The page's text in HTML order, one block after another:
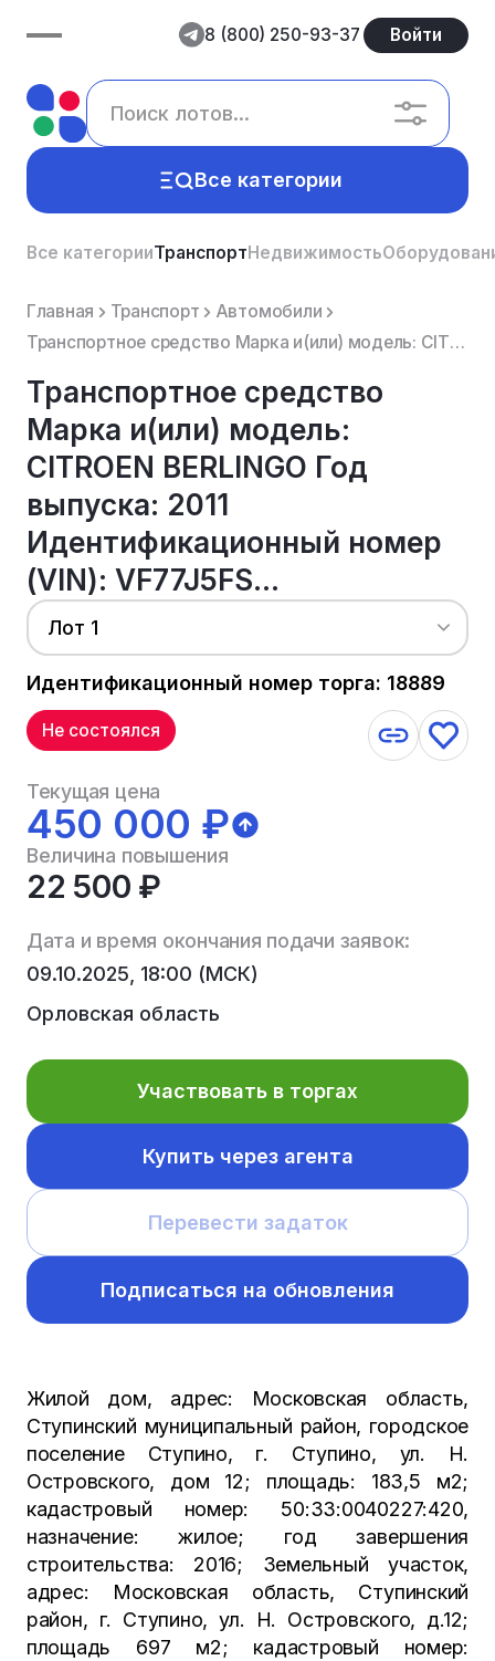
8 (800) 250-93-37 Войти
Все категории
Все категорииТранспортНедвижимость
Главная Транспорт
Автомобили
Транспортное средство Марка и(или) модель: CITROEN BERLINGO Год выпуска: 2011 Идентификационный н...
Транспортное средство
Марка и(или) модель:
CITROEN BERLINGO Год
выпуска: 2011
Идентификационный номер
(VIN): VF77J5FS...
Лот 1
Идентификационный номер торга: 18889
Не состоялся
Текущая цена
450 000 ₽
Величина повышения
22 500 ₽
Дата и время окончания подачи заявок:
09.10.2025, 18:00 (МСК)
Орловская область
Участвовать в торгах
Купить через агента
Перевести задаток
Подписаться на обновления
Жилой дом, адрес: Московская область,
Ступинский муниципальный район, городское
поселение Ступино, г. Ступино, ул. Н.
Островского, дом 12; площадь: 183,5 м2;
кадастровый номер: 50:33:0040227:420,
назначение: жилое; год завершения
строительства: 2016; Земельный участок,
адрес: Московская область, Ступинский
район, г. Ступино, ул. Н. Островского, д.12;
площадь 697 м2; кадастровый номер: